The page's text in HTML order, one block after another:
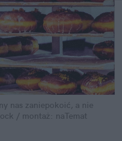
nas zaniepokoić, a nie
/ montaż: naTemat